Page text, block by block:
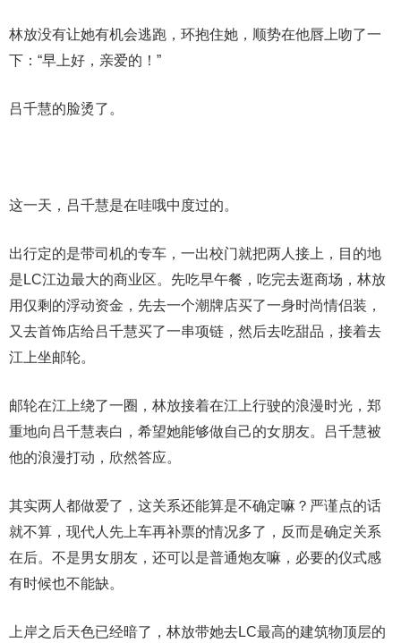
林放没有让她有机会逃跑，环抱住她，顺势在他唇上吻了一
下：“早上好，亲爱的！”
吕千慧的脸烫了。
这一天，吕千慧是在哇哦中度过的。
出行定的是带司机的专车，一出校门就把两人接上，目的地
是LC江边最大的商业区。先吃早午餐，吃完去逛商场，林放
用仅剩的浮动资金，先去一个潮牌店买了一身时尚情侣装，
又去首饰店给吕千慧买了一串项链，然后去吃甜品，接着去
江上坐邮轮。
邮轮在江上绕了一圈，林放接着在江上行驶的浪漫时光，郑
重地向吕千慧表白，希望她能够做自己的女朋友。吕千慧被
他的浪漫打动，欣然答应。
其实两人都做爱了，这关系还能算是不确定嘛？严谨点的话
就不算，现代人先上车再补票的情况多了，反而是确定关系
在后。不是男女朋友，还可以是普通炮友嘛，必要的仪式感
有时候也不能缺。
上岸之后天色已经暗了，林放带她去LC最高的建筑物顶层的